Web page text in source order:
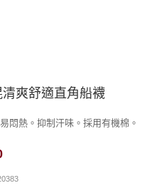
爽舒適直角船襪
悶熱。抑制汗味。採用有機棉。